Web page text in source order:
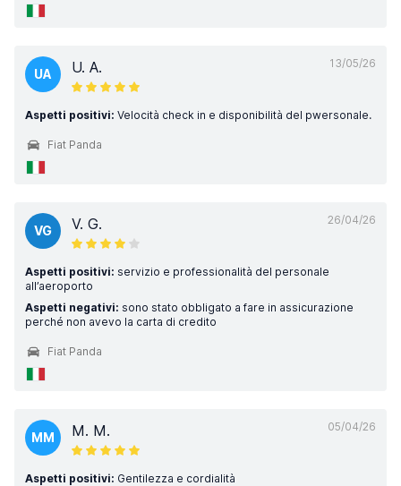
13/05/26
UA U. A.
Aspetti positivi: Velocità check in e disponibilità del pwersonale.
Fiat Panda
26/04/26
VG V. G.
Aspetti positivi: servizio e professionalità del personale
all’aeroporto
Aspetti negativi: sono stato obbligato a fare in assicurazione
perché non avevo la carta di credito
Fiat Panda
05/04/26
MM M. M.
Aspetti positivi: Gentilezza e cordialità